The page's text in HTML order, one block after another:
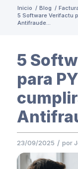
Inicio / Blog /
5 Software Verifactu
Antifraude...
5
para
23/09/2025 / por